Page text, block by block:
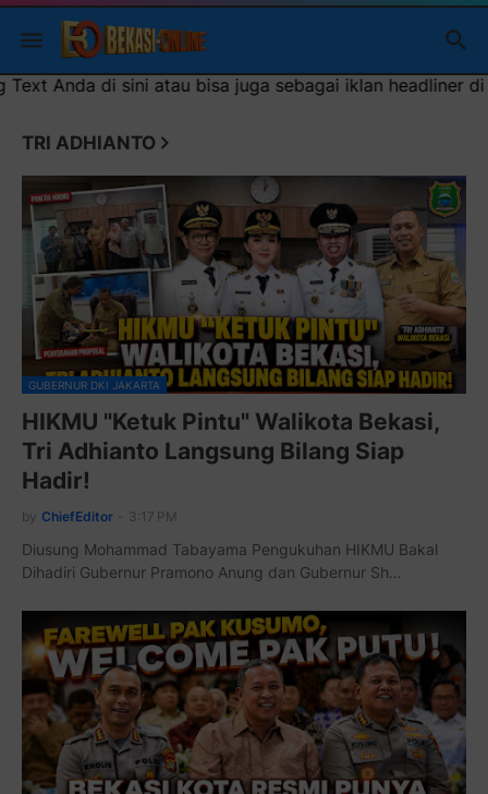
iklan headliner di atas (600x100)px
TRI ADHIANTO
GUBERNUR DKI JAKARTA
HIKMU "Ketuk Pintu" Walikota Bekasi,
Tri Adhianto Langsung Bilang Siap
Hadir!
by ChiefEditor 3:17 PM
Diusung Mohammad Tabayama Pengukuhan HIKMU Bakal
Dihadiri Gubernur Pramono Anung dan Gubernur Sh…